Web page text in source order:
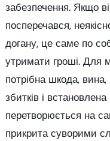
забезпечення. Якщо
посперечався,
догану, це саме по
утримати гроші. Для
потрібна шкода, вина,
збитків і
перетворюється на
прикрита суворими